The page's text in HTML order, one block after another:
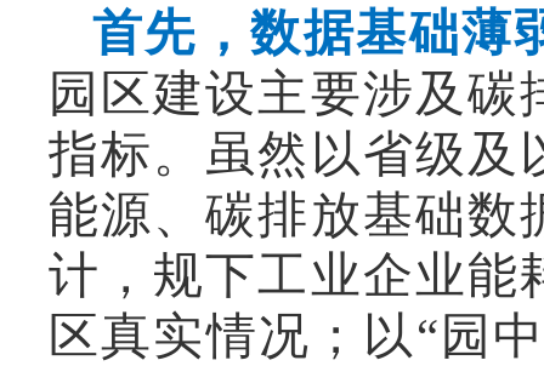
首先，数据基础薄
园区建设主要涉及
指标。虽然以省级及
能源、碳排放基础数
计，规下工业企业能
区真实情况；以“园